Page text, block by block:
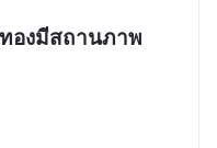
องมีสถานภาพ